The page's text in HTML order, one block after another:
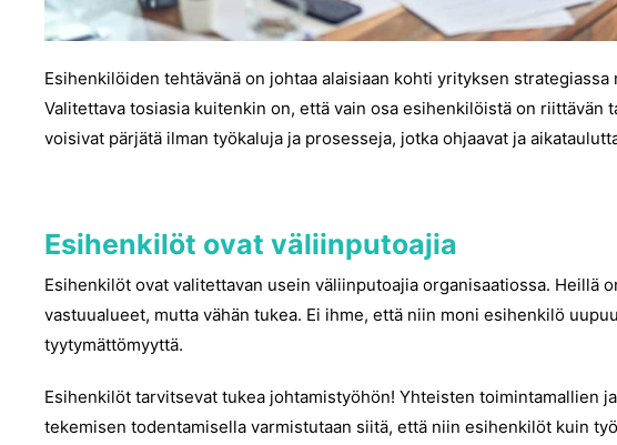
Esihenkilöiden tehtävänä on johtaa alaisiaan kohti yrityksen
Valitettava tosiasia kuitenkin on, että vain osa esihenkilöistä on riittävän
voisivat pärjätä ilman työkaluja ja prosesseja, jotka ohjaavat ja
Esihenkilöt ovat väliinputoajia
Esihenkilöt ovat valitettavan usein väliinputoajia organisaatiossa. Heillä
vastuualueet, mutta vähän tukea. Ei ihme, että niin moni esihenkilö
tyytymättömyyttä.
Esihenkilöt tarvitsevat tukea johtamistyöhön! Yhteisten toimintamallien
tekemisen todentamisella varmistutaan siitä, että niin esihenkilöt kuin